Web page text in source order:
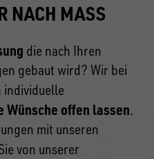
NACH MASS
die nach Ihren
gebaut wird? Wir bei
Wünsche offen lassen.
mit unseren
von unserer